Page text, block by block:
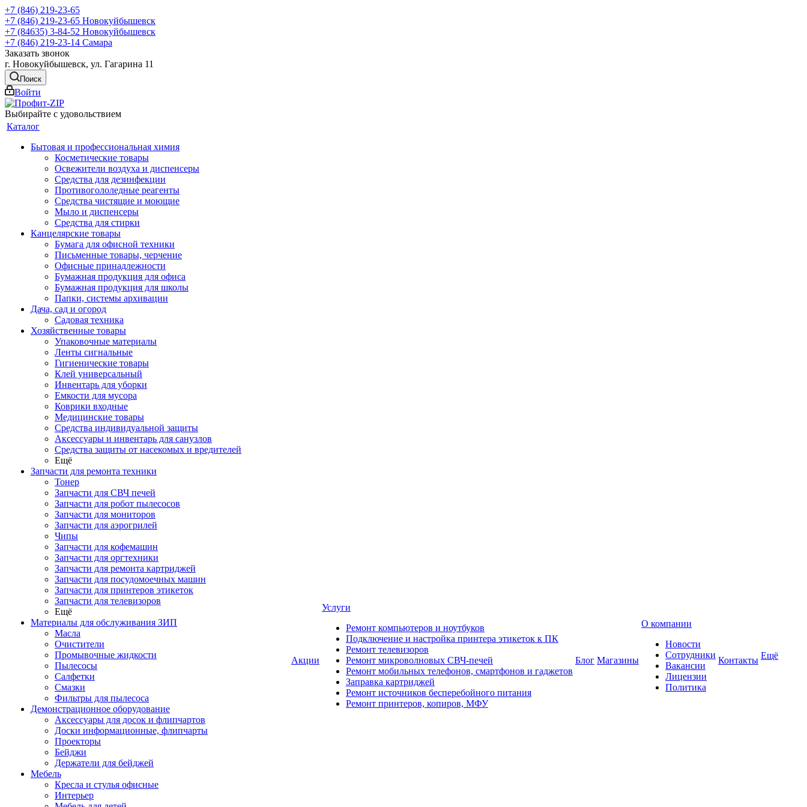
+7 (846) 219-23-65
+7 (846) 219-23-65 Новокуйбышевск
+7 (84635) 3-84-52 Новокуйбышевск
+7 (846) 219-23-14 Самара
Заказать звонок
г. Новокуйбышевск, ул. Гагарина 11
Поиск
Войти
Выбирайте с удовольствием
Каталог
Бытовая и профессиональная химия
Косметические товары
Освежители воздуха и диспенсеры
Средства для дезинфекции
Противогололедные реагенты
Средства чистящие и моющие
Мыло и диспенсеры
Средства для стирки
Канцелярские товары
Бумага для офисной техники
Письменные товары, черчение
Офисные принадлежности
Бумажная продукция для офиса
Бумажная продукция для школы
Папки, системы архивации
Дача, сад и огород
Садовая техника
Хозяйственные товары
Упаковочные материалы
Ленты сигнальные
Гигиенические товары
Клей универсальный
Инвентарь для уборки
Емкости для мусора
Коврики входные
Медицинские товары
Средства индивидуальной защиты
Аксессуары и инвентарь для санузлов
Средства защиты от насекомых и вредителей
Ещё
Запчасти для ремонта техники
Тонер
Запчасти для СВЧ печей
Запчасти для робот пылесосов
Запчасти для мониторов
Запчасти для аэрогрилей
Чипы
Запчасти для кофемашин
Запчасти для оргтехники
Запчасти для ремонта картриджей
Запчасти для посудомоечных машин
Запчасти для принтеров этикеток
Запчасти для телевизоров
Ещё
Материалы для обслуживания ЗИП
Масла
Очистители
Промывочные жидкости
Пылесосы
Салфетки
Смазки
Фильтры для пылесоса
Демонстрационное оборудование
Аксессуары для досок и флипчартов
Доски информационные, флипчарты
Проекторы
Бейджи
Держатели для бейджей
Мебель
Кресла и стулья офисные
Интерьер
Акции
Услуги
Ремонт компьютеров и ноутбуков
Подключение и настройка принтера этикеток к ПК
Ремонт телевизоров
Ремонт микроволновых СВЧ-печей
Ремонт мобильных телефонов, смартфонов и гаджетов
Заправка картриджей
Ремонт источников бесперебойного питания
Ремонт принтеров, копиров, МФУ
Блог Магазины
О компании
Новости
Сотрудники
Вакансии
Лицензии
Политика
Контакты Ещё